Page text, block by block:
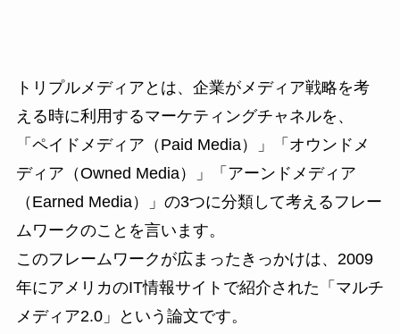
トリプルメディアとは、企業がメディア戦略を考
える時に利用するマーケティングチャネルを、
「ペイドメディア（Paid Media）」「オウンドメ
ディア（Owned Media）」「アーンドメディア
（Earned Media）」の3つに分類して考えるフレー
ムワークのことを言います。
このフレームワークが広まったきっかけは、2009
年にアメリカのIT情報サイトで紹介された「マルチ
メディア2.0」という論文です。